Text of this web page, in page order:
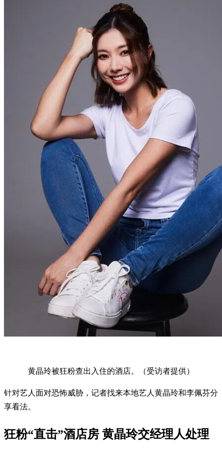
黄晶玲被狂粉查出入住的酒店。（受访者提供）
针对艺人面对恐怖威胁，记者找来本地艺人黄晶玲和李佩芬分
享看法。
狂粉“直击”酒店房 黄晶玲交经理人处理